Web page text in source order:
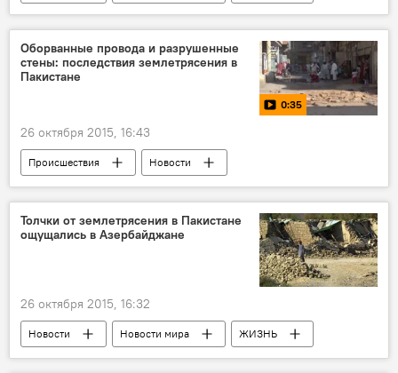
Оборванные провода и разрушенные
стены: последствия землетрясения в
Пакистане
0:35
26 октября 2015, 16:43
Происшествия
Новости
Новости мира
МУЛЬТИМЕДИА
Толчки от землетрясения в Пакистане
ощущались в Азербайджане
26 октября 2015, 16:32
Новости Новости мира ЖИЗНЬ